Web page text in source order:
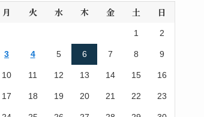
月 火 水 木 金 土 日
1 2
3 4 5 6 7 8 9
10 11 12 13 14 15 16
17 18 19 20 21 22 23